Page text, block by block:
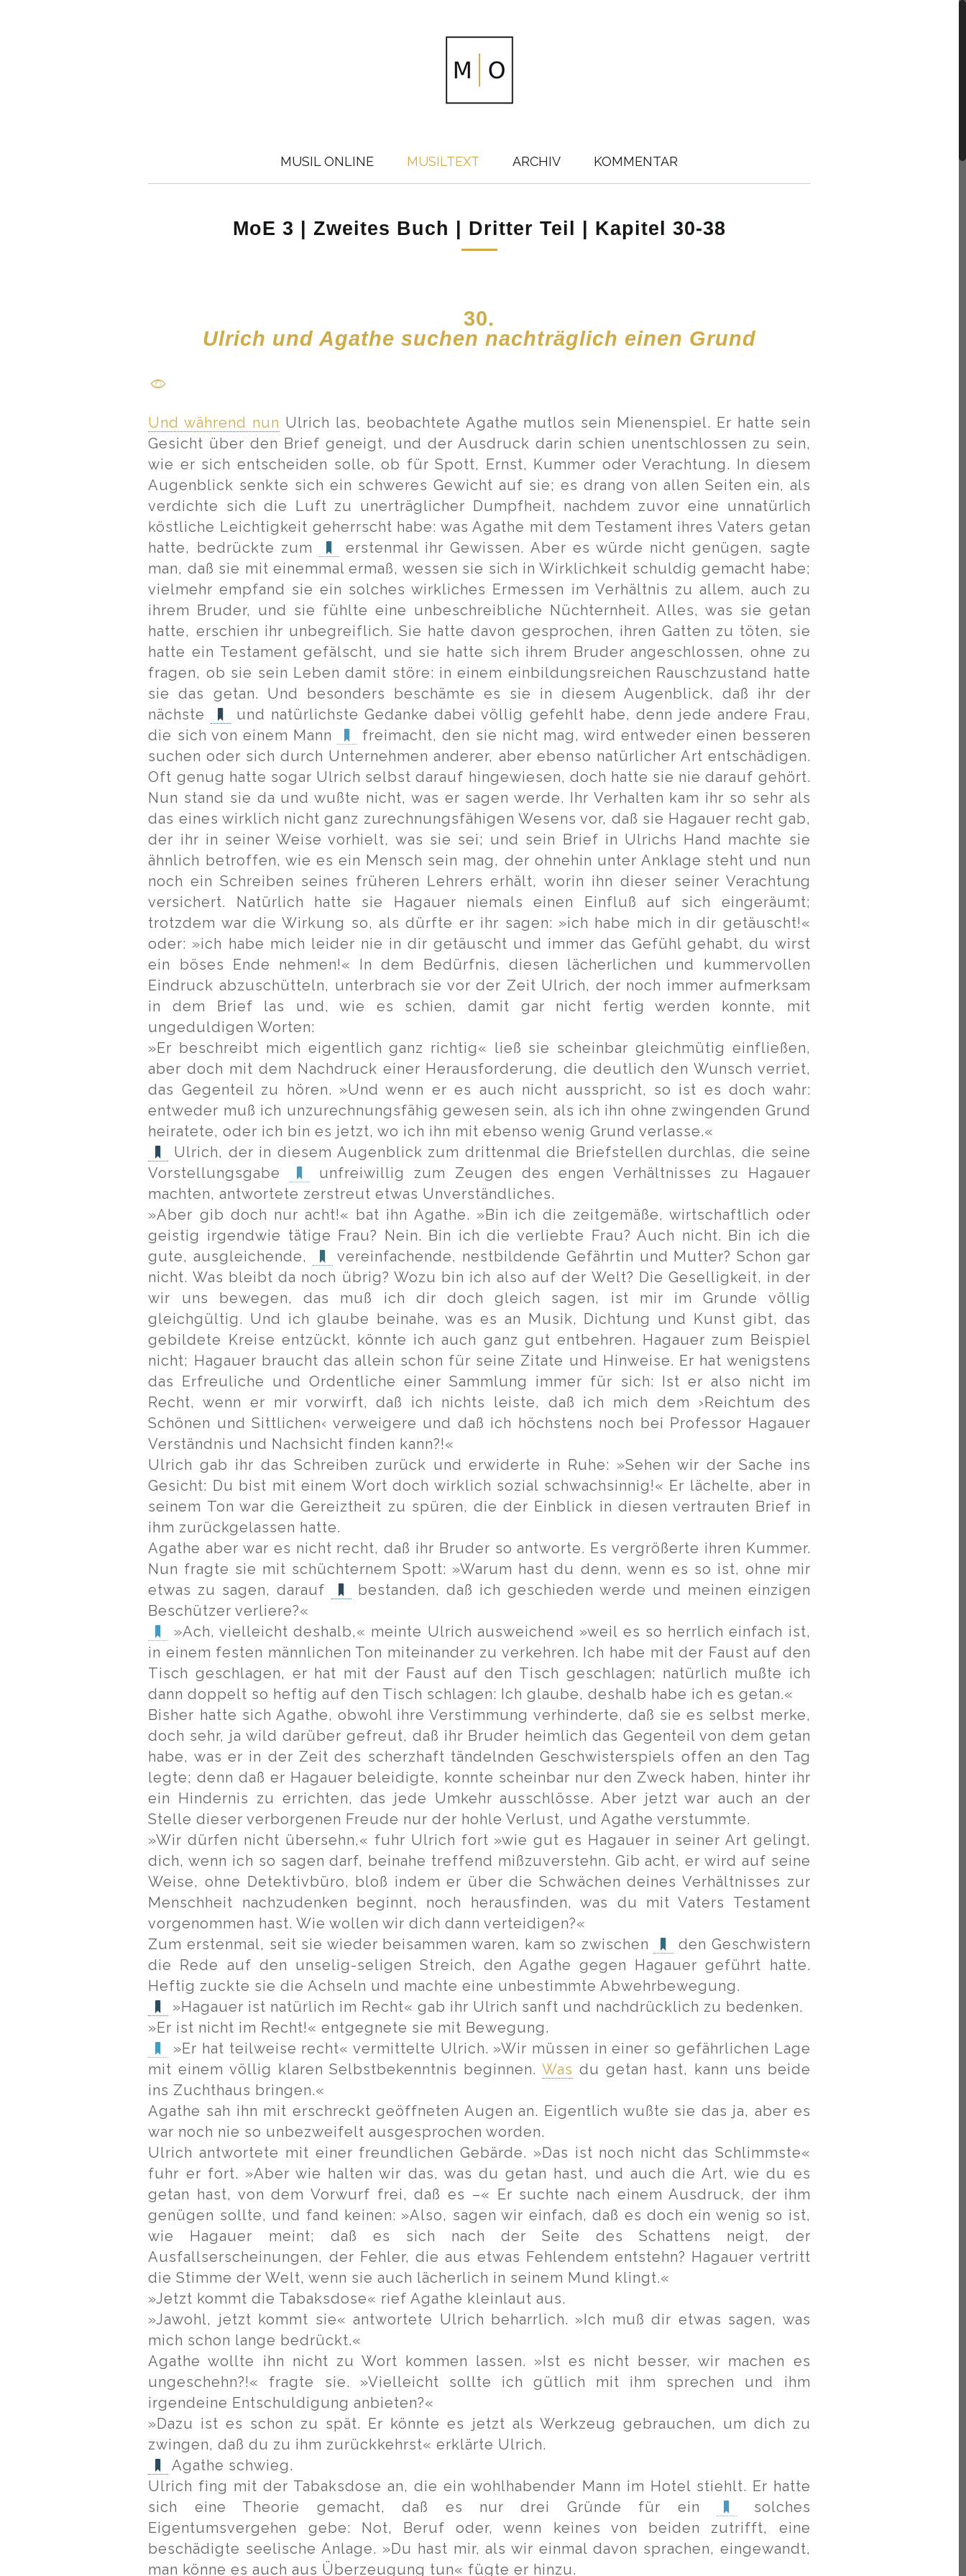
MUSIL ONLINE MUSILTEXT ARCHIV KOMMENTAR
MoE 3 | Zweites Buch | Dritter Teil | Kapitel 30-38
30.
Ulrich und Agathe suchen nachträglich einen Grund
Und während nun Ulrich las, beobachtete Agathe mutlos sein Mienenspiel. Er hatte sein
Gesicht über den Brief geneigt, und der Ausdruck darin schien unentschlossen zu sein,
wie er sich entscheiden solle, ob für Spott, Ernst, Kummer oder Verachtung. In diesem
Augenblick senkte sich ein schweres Gewicht auf sie; es drang von allen Seiten ein, als
verdichte sich die Luft zu unerträglicher Dumpfheit, nachdem zuvor eine unnatürlich
köstliche Leichtigkeit geherrscht habe: was Agathe mit dem Testament ihres Vaters getan
hatte, bedrückte zum
erstenmal ihr Gewissen. Aber es würde nicht genügen, sagte
man, daß sie mit einemmal ermaß, wessen sie sich in Wirklichkeit schuldig gemacht habe;
vielmehr empfand sie ein solches wirkliches Ermessen im Verhältnis zu allem, auch zu
ihrem Bruder, und sie fühlte eine unbeschreibliche Nüchternheit. Alles, was sie getan
hatte, erschien ihr unbegreiflich. Sie hatte davon gesprochen, ihren Gatten zu töten, sie
hatte ein Testament gefälscht, und sie hatte sich ihrem Bruder angeschlossen, ohne zu
fragen, ob sie sein Leben damit störe: in einem einbildungsreichen Rauschzustand hatte
sie das getan. Und besonders beschämte es sie in diesem Augenblick, daß ihr der
nächste
und natürlichste Gedanke dabei völlig gefehlt habe, denn jede andere Frau,
die sich von einem Mann
freimacht, den sie nicht mag, wird entweder einen besseren
suchen oder sich durch Unternehmen anderer, aber ebenso natürlicher Art entschädigen.
Oft genug hatte sogar Ulrich selbst darauf hingewiesen, doch hatte sie nie darauf gehört.
Nun stand sie da und wußte nicht, was er sagen werde. Ihr Verhalten kam ihr so sehr als
das eines wirklich nicht ganz zurechnungsfähigen Wesens vor, daß sie Hagauer recht gab,
der ihr in seiner Weise vorhielt, was sie sei; und sein Brief in Ulrichs Hand machte sie
ähnlich betroffen, wie es ein Mensch sein mag, der ohnehin unter Anklage steht und nun
noch ein Schreiben seines früheren Lehrers erhält, worin ihn dieser seiner Verachtung
versichert. Natürlich hatte sie Hagauer niemals einen Einfluß auf sich eingeräumt;
trotzdem war die Wirkung so, als dürfte er ihr sagen: »ich habe mich in dir getäuscht!«
oder: »ich habe mich leider nie in dir getäuscht und immer das Gefühl gehabt, du wirst
ein böses Ende nehmen!« In dem Bedürfnis, diesen lächerlichen und kummervollen
Eindruck abzuschütteln, unterbrach sie vor der Zeit Ulrich, der noch immer aufmerksam
in dem Brief las und, wie es schien, damit gar nicht fertig werden konnte, mit
ungeduldigen Worten:
»Er beschreibt mich eigentlich ganz richtig« ließ sie scheinbar gleichmütig einfließen,
aber doch mit dem Nachdruck einer Herausforderung, die deutlich den Wunsch verriet,
das Gegenteil zu hören. »Und wenn er es auch nicht ausspricht, so ist es doch wahr:
entweder muß ich unzurechnungsfähig gewesen sein, als ich ihn ohne zwingenden Grund
heiratete, oder ich bin es jetzt, wo ich ihn mit ebenso wenig Grund verlasse.«
Ulrich, der in diesem Augenblick zum drittenmal die Briefstellen durchlas, die seine
Vorstellungsgabe
unfreiwillig zum Zeugen des engen Verhältnisses zu Hagauer
machten, antwortete zerstreut etwas Unverständliches.
»Aber gib doch nur acht!« bat ihn Agathe. »Bin ich die zeitgemäße, wirtschaftlich oder
geistig irgendwie tätige Frau? Nein. Bin ich die verliebte Frau? Auch nicht. Bin ich die
gute, ausgleichende,
vereinfachende, nestbildende Gefährtin und Mutter? Schon gar
nicht. Was bleibt da noch übrig? Wozu bin ich also auf der Welt? Die Geselligkeit, in der
wir uns bewegen, das muß ich dir doch gleich sagen, ist mir im Grunde völlig
gleichgültig. Und ich glaube beinahe, was es an Musik, Dichtung und Kunst gibt, das
gebildete Kreise entzückt, könnte ich auch ganz gut entbehren. Hagauer zum Beispiel
nicht; Hagauer braucht das allein schon für seine Zitate und Hinweise. Er hat wenigstens
das Erfreuliche und Ordentliche einer Sammlung immer für sich: Ist er also nicht im
Recht, wenn er mir vorwirft, daß ich nichts leiste, daß ich mich dem ›Reichtum des
Schönen und Sittlichen‹ verweigere und daß ich höchstens noch bei Professor Hagauer
Verständnis und Nachsicht finden kann?!«
Ulrich gab ihr das Schreiben zurück und erwiderte in Ruhe: »Sehen wir der Sache ins
Gesicht: Du bist mit einem Wort doch wirklich sozial schwachsinnig!« Er lächelte, aber in
seinem Ton war die Gereiztheit zu spüren, die der Einblick in diesen vertrauten Brief in
ihm zurückgelassen hatte.
Agathe aber war es nicht recht, daß ihr Bruder so antworte. Es vergrößerte ihren Kummer.
Nun fragte sie mit schüchternem Spott: »Warum hast du denn, wenn es so ist, ohne mir
etwas zu sagen, darauf
bestanden, daß ich geschieden werde und meinen einzigen
Beschützer verliere?«
»Ach, vielleicht deshalb,« meinte Ulrich ausweichend »weil es so herrlich einfach ist,
in einem festen männlichen Ton miteinander zu verkehren. Ich habe mit der Faust auf den
Tisch geschlagen, er hat mit der Faust auf den Tisch geschlagen; natürlich mußte ich
dann doppelt so heftig auf den Tisch schlagen: Ich glaube, deshalb habe ich es getan.«
Bisher hatte sich Agathe, obwohl ihre Verstimmung verhinderte, daß sie es selbst merke,
doch sehr, ja wild darüber gefreut, daß ihr Bruder heimlich das Gegenteil von dem getan
habe, was er in der Zeit des scherzhaft tändelnden Geschwisterspiels offen an den Tag
legte; denn daß er Hagauer beleidigte, konnte scheinbar nur den Zweck haben, hinter ihr
ein Hindernis zu errichten, das jede Umkehr ausschlösse. Aber jetzt war auch an der
Stelle dieser verborgenen Freude nur der hohle Verlust, und Agathe verstummte.
»Wir dürfen nicht übersehn,« fuhr Ulrich fort »wie gut es Hagauer in seiner Art gelingt,
dich, wenn ich so sagen darf, beinahe treffend mißzuverstehn. Gib acht, er wird auf seine
Weise, ohne Detektivbüro, bloß indem er über die Schwächen deines Verhältnisses zur
Menschheit nachzudenken beginnt, noch herausfinden, was du mit Vaters Testament
vorgenommen hast. Wie wollen wir dich dann verteidigen?«
Zum erstenmal, seit sie wieder beisammen waren, kam so zwischen
den Geschwistern
die Rede auf den unselig-seligen Streich, den Agathe gegen Hagauer geführt hatte.
Heftig zuckte sie die Achseln und machte eine unbestimmte Abwehrbewegung.
»Hagauer ist natürlich im Recht« gab ihr Ulrich sanft und nachdrücklich zu bedenken.
»Er ist nicht im Recht!« entgegnete sie mit Bewegung.
»Er hat teilweise recht« vermittelte Ulrich. »Wir müssen in einer so gefährlichen Lage
mit einem völlig klaren Selbstbekenntnis beginnen. Was du getan hast, kann uns beide
ins Zuchthaus bringen.«
Agathe sah ihn mit erschreckt geöffneten Augen an. Eigentlich wußte sie das ja, aber es
war noch nie so unbezweifelt ausgesprochen worden.
Ulrich antwortete mit einer freundlichen Gebärde. »Das ist noch nicht das Schlimmste«
fuhr er fort. »Aber wie halten wir das, was du getan hast, und auch die Art, wie du es
getan hast, von dem Vorwurf frei, daß es –« Er suchte nach einem Ausdruck, der ihm
genügen sollte, und fand keinen: »Also, sagen wir einfach, daß es doch ein wenig so ist,
wie Hagauer meint; daß es sich nach der Seite des Schattens neigt, der
Ausfallserscheinungen, der Fehler, die aus etwas Fehlendem entstehn? Hagauer vertritt
die Stimme der Welt, wenn sie auch lächerlich in seinem Mund klingt.«
»Jetzt kommt die Tabaksdose« rief Agathe kleinlaut aus.
»Jawohl, jetzt kommt sie« antwortete Ulrich beharrlich. »Ich muß dir etwas sagen, was
mich schon lange bedrückt.«
Agathe wollte ihn nicht zu Wort kommen lassen. »Ist es nicht besser, wir machen es
ungeschehn?!« fragte sie. »Vielleicht sollte ich gütlich mit ihm sprechen und ihm
irgendeine Entschuldigung anbieten?«
»Dazu ist es schon zu spät. Er könnte es jetzt als Werkzeug gebrauchen, um dich zu
zwingen, daß du zu ihm zurückkehrst« erklärte Ulrich.
Agathe schwieg.
Ulrich fing mit der Tabaksdose an, die ein wohlhabender Mann im Hotel stiehlt. Er hatte
sich eine Theorie gemacht, daß es nur drei Gründe für ein
solches
Eigentumsvergehen gebe: Not, Beruf oder, wenn keines von beiden zutrifft, eine
beschädigte seelische Anlage. »Du hast mir, als wir einmal davon sprachen, eingewandt,
man könne es auch aus Überzeugung tun« fügte er hinzu.